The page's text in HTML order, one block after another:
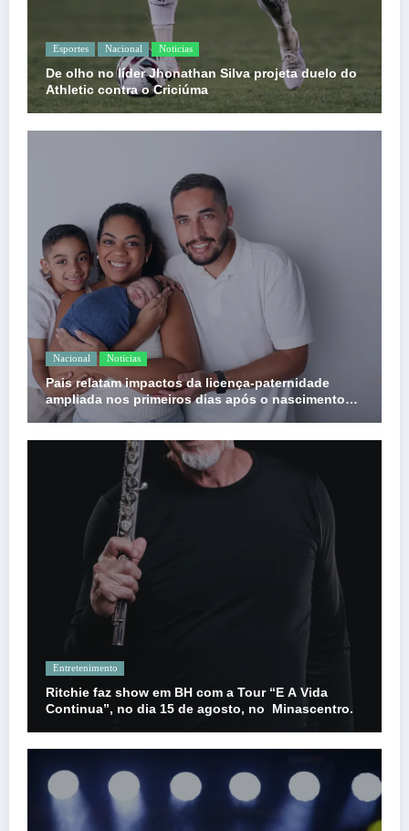
Esportes Nacional Noticias
De olho no líder Jhonathan Silva projeta duelo do
Athletic contra o Criciúma
Nacional Noticias
Pais relatam impactos da licença-paternidade
ampliada nos primeiros dias após o nascimento
dos filhos
Entretenimento
Ritchie faz show em BH com a Tour “E A Vida
Continua”, no dia 15 de agosto, no Minascentro.